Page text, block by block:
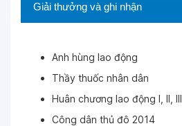
Giải thưởng và ghi nhận
Anh hùng lao động
Thầy thuốc nhân dân
Huân chương lao động I, II, III
Công dân thủ đô 2014